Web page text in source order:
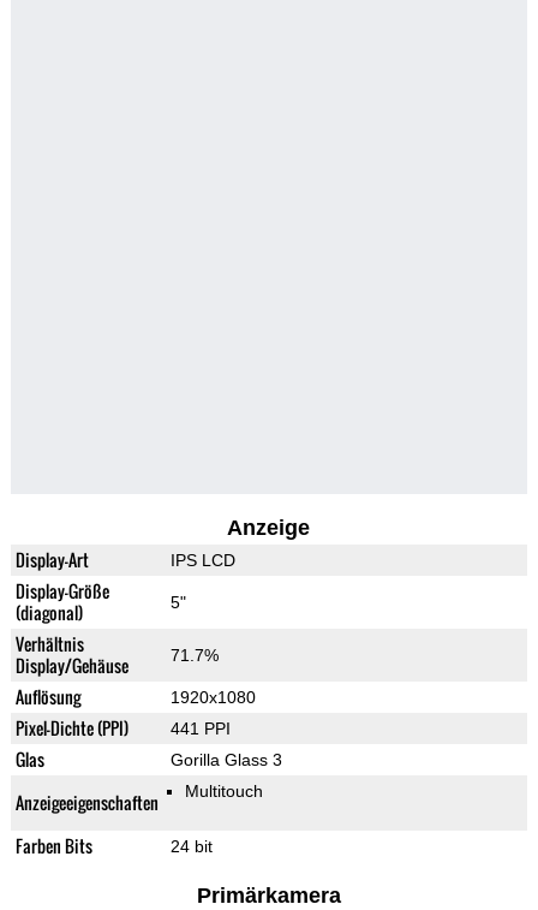
Anzeige
Display-Art IPS LCD
Display-Größe
(diagonal)
5"
Verhältnis
Display/Gehäuse
71.7%
Auflösung 1920x1080
Pixel-Dichte (PPI) 441 PPI
Glas Gorilla Glass 3
Anzeigeeigenschaften Multitouch
Farben Bits 24 bit
Primärkamera